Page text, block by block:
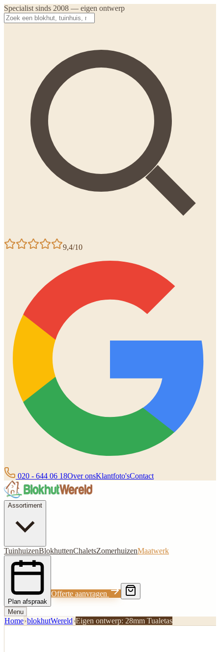
Specialist sinds 2008 — eigen ontwerp
9,4/10
020 - 644 06 18Over onsKlantfoto'sContact
Assortiment
TuinhuizenBlokhuttenChaletsZomerhuizenMaatwerk
Plan afspraak
Offerte aanvragen
Menu
Home›blokhutWereld›Eigen ontwerp: 28mm Tualetas